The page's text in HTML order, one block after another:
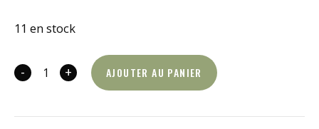
11 en stock
-
quantité
Sota
+ AJOUTER AU PANIER